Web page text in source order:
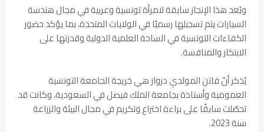
ويُعد هذا الإنجاز سابقة لامرأة تونسية وعربية في مجال هندسة
السيارات يتم تسجيلها رسميًا في الولايات المتحدة، بما يؤكد حضور
الكفاءات التونسية في الساحة العلمية الدولية وقدرتها على
الابتكار والمنافسة.
يُذكر أنّ فاتن المولدي درواز هي خريجة الجامعة التونسية
العمومية وأستاذة بجامعة الملك فيصل في السعودية، وكانت قد
تحصّلت سابقًا على براءة اختراع وتكريم في مجال البيئة والزراعة
سنة 2023.